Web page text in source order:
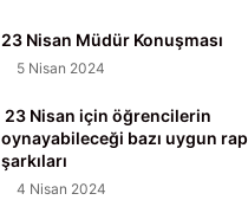
23 Nisan Müdür Konuşması
5 Nisan 2024
23 Nisan için öğrencilerin
oynayabileceği bazı uygun rap
şarkıları
4 Nisan 2024